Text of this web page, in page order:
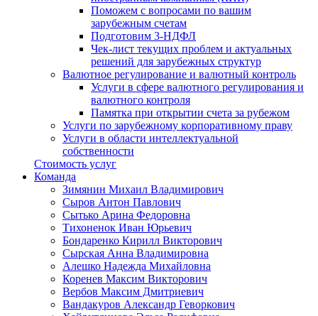
Поможем с вопросами по вашим
зарубежным счетам
Подготовим 3-НДФЛ
Чек-лист текущих проблем и актуальных
решений для зарубежных структур
Валютное регулирование и валютный контроль
Услуги в сфере валютного регулирования и
валютного контроля
Памятка при открытии счета за рубежом
Услуги по зарубежному корпоративному праву
Услуги в области интеллектуальной
собственности
Стоимость услуг
Команда
Зимянин Михаил Владимирович
Сыров Антон Павлович
Сытько Арина Федоровна
Тихоненок Иван Юрьевич
Бондаренко Кирилл Викторович
Сырская Анна Владимировна
Алешко Надежда Михайловна
Коренев Максим Викторович
Вербов Максим Дмитриевич
Вандакуров Александр Геворкович